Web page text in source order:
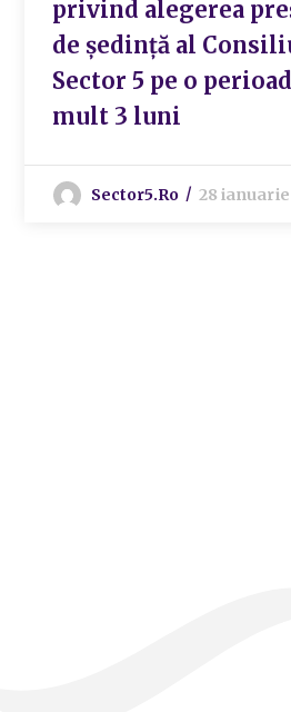
privind alegerea
de şedinţă al
Sector 5 pe o
mult 3 luni
Sector5.ro 28 ianuarie